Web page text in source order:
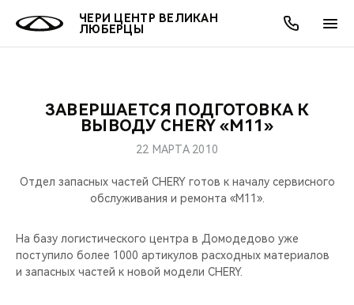
ЧЕРИ ЦЕНТР ВЕЛИКАН
ЛЮБЕРЦЫ
МОДЕЛИ
КРОССОВЕРЫ
СЕДАНЫ
ПОКУПАТЕЛЯМ
КРЕДИТ И СТРАХОВАНИЕ
ВЛАДЕЛЬЦАМ
ЗАПЧАСТИ И АКСЕССУАРЫ
ПОДДЕРЖКА
CHERY CONNECT
МИР CHERY
CHERY В СОЦСЕТЯХ
ЛЮДИ CHERY
АКЦИИ
ОНЛАЙН СЕРВИСЫ
О КОМПАНИИ
МЫ В СОЦСЕТЯХ
ЗАВЕРШАЕТСЯ ПОДГОТОВКА К
ВЫВОДУ CHERY «М11»
22 МАРТА 2010
Отдел запасных частей CHERY готов к началу сервисного
обслуживания и ремонта «М11».
На базу логистического центра в Домодедово уже
поступило более 1000 артикулов расходных материалов
и запасных частей к новой модели CHERY.